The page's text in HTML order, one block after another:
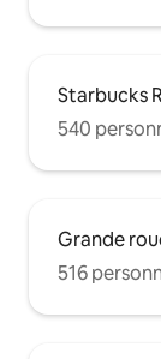
Starbucks
540
Grande
516